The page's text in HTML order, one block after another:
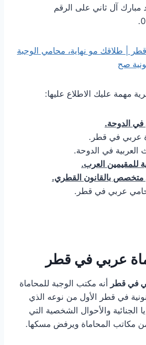
مبارك آل ثاني على الرقم
| طلاقك مو نهاية، محامي الوجبة
صح
مهمة عليك الاطلاع عليها:
الدوحة.
عربي في قطر.
في الدوحة.
للمقيمين العرب.
بالقانون القطري.
عربي في قطر.
عربي في قطر
في قطر
أنه مكتب الوجبة للمحاماة
في قطر الأول من نوعه الذي
والأحوال الشخصية التي
مكاتب المحاماة ويرفض مسكها.